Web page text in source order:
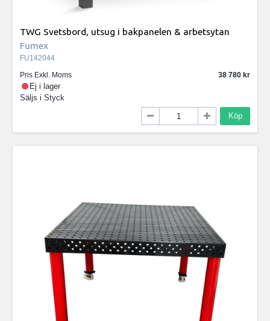
TWG Svetsbord, utsug i bakpanelen & arbetsytan
Fumex
FU142044
Pris Exkl. Moms
38 780
Ej i lager
Säljs i Styck
Köp